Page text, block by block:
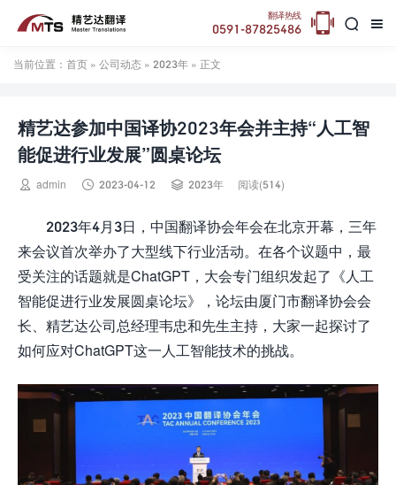


翻译热线
0591-87825486 
当前位置： 首页 » 公司动态 » 2023年 » 正文
精艺达参加中国译协2023年会并主持“人工智
能促进行业发展”圆桌论坛
 admin  2023-04-12  2023年 阅读(514)
2023年4月3日，中国翻译协会年会在北京开幕，三年
来会议首次举办了大型线下行业活动。在各个议题中，最
受关注的话题就是ChatGPT，大会专门组织发起了《人工
智能促进行业发展圆桌论坛》，论坛由厦门市翻译协会会
长、精艺达公司总经理韦忠和先生主持，大家一起探讨了
如何应对ChatGPT这一人工智能技术的挑战。